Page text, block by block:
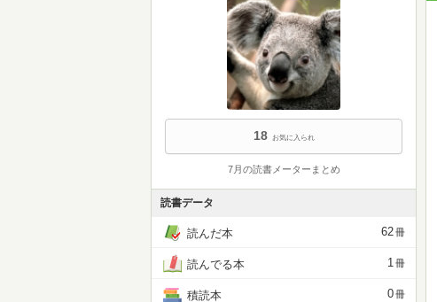
18 お気に入られ
7月の読書メーターまとめ
読書データ
読んだ本 62冊
読んでる本 1冊
積読本 0冊